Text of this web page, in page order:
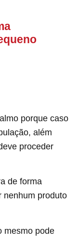
porque caso
além
proceder
de forma
nenhum produto
mesmo pode